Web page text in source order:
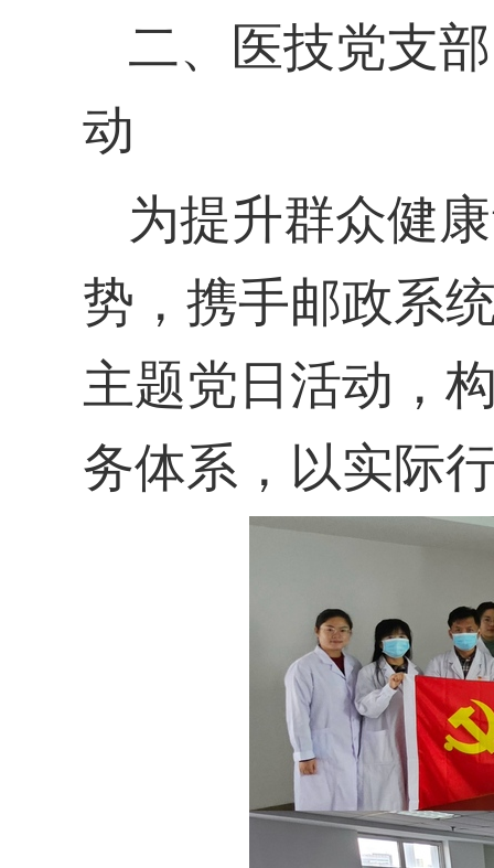
二、
医技党支
动
为提升群众健
势， 携手邮政系
主题党日 活动，
务体系，以实际